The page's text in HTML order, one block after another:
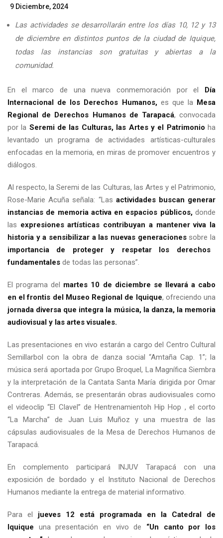
Posted
9 Diciembre, 2024
Las actividades se desarrollarán entre los días 10, 12 y 13
de diciembre en distintos puntos de la ciudad de Iquique,
todas las instancias son gratuitas y abiertas a la
comunidad.
En el marco de una nueva conmemoración por el Día
Internacional de los Derechos Humanos,es que la Mesa
Regional de Derechos Humanos de Tarapacá, convocada
por la Seremi de las Culturas, las Artes y el Patrimonioha
levantado un programa de actividades artísticas-culturales
enfocadas en la memoria, en miras de promover encuentros y
diálogos.
Al respecto, la Seremi de las Culturas, las Artes y el Patrimonio,
Rose-Marie Acuña señala: “Las actividades buscan generar
instancias de memoria activa en espacios públicos,donde
las expresiones artísticas contribuyan a mantener viva la
historia y a sensibilizar a las nuevas generacionessobre la
importancia de proteger y respetar los derechos
fundamentales de todas las personas”.
El programa del martes 10 de diciembre se llevará a cabo
en el frontis del Museo Regional de Iquique, ofreciendo una
jornada diversa que integra la música, la danza, la memoria
audiovisual y las artes visuales.
Las presentaciones en vivo estarán a cargo del Centro Cultural
Semillarbol con la obra de danza social “Amtaña Cap. 1”; la
música será aportada por Grupo Broquel, La Magnífica Siembra
y la interpretación de la Cantata Santa María dirigida por Omar
Contreras. Además, se presentarán obras audiovisuales como
el videoclip “El Clavel” de Hentrenamientoh Hip Hop , el corto
“La Marcha” de Juan Luis Muñoz y una muestra de las
cápsulas audiovisuales de la Mesa de Derechos Humanos de
Tarapacá.
En complemento participará INJUV Tarapacá con una
exposición de bordado y el Instituto Nacional de Derechos
Humanos mediante la entrega de material informativo.
Para el jueves 12 está programada en la Catedral de
Iquique una presentación en vivo de “Un canto por los